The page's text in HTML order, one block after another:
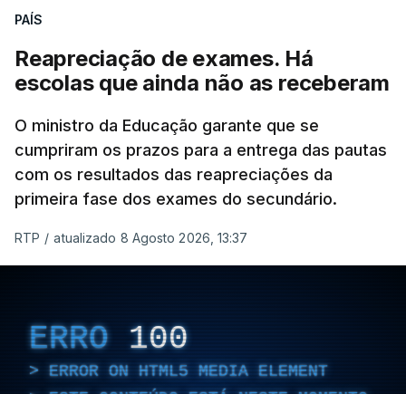
PAÍS
Reapreciação de exames. Há
escolas que ainda não as receberam
O ministro da Educação garante que se
cumpriram os prazos para a entrega das pautas
com os resultados das reapreciações da
primeira fase dos exames do secundário.
RTP / atualizado 8 Agosto 2026, 13:37
ERRO 100
ERROR ON HTML5 MEDIA ELEMENT